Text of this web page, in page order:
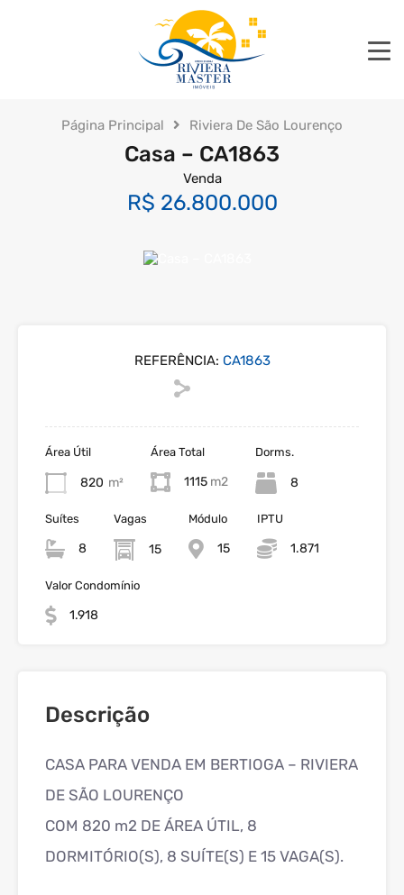
Página Principal Riviera De São Lourenço
Casa – CA1863
Venda
R$ 26.800.000
REFERÊNCIA: CA1863
Dorms.
8
Vagas
15
Área Útil
820 m²
Área Total
1115
Suítes
8
Módulo
15
IPTU
1.871
Valor Condomínio
1.918
Descrição
CASA PARA VENDA EM BERTIOGA – RIVIERA
DE SÃO LOURENÇO
COM 820 m2 DE ÁREA ÚTIL, 8
DORMITÓRIO(S), 8 SUÍTE(S) E 15 VAGA(S).